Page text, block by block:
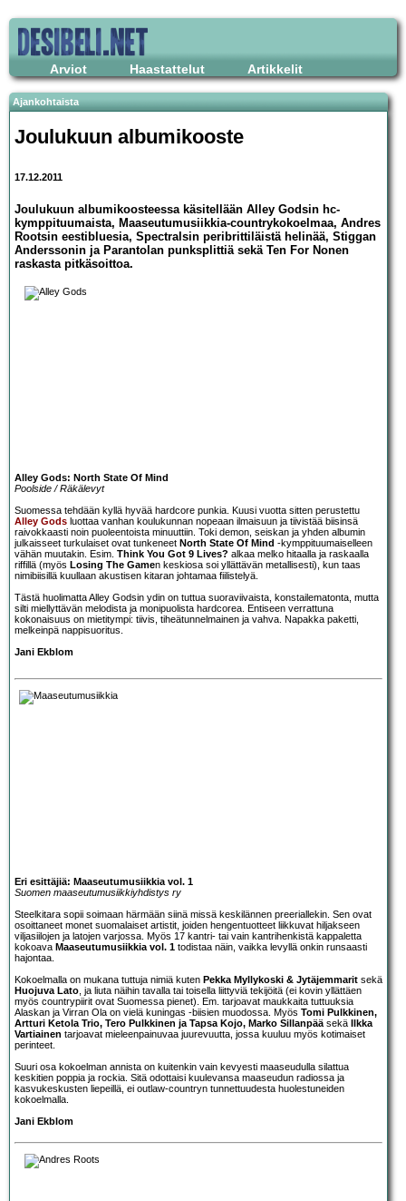
Arviot Haastattelut Artikkelit
Ajankohtaista
Joulukuun albumikooste
17.12.2011
Joulukuun albumikoosteessa käsitellään Alley Godsin hc-
kymppituumaista, Maaseutumusiikkia-countrykokoelmaa, Andres
Rootsin eestibluesia, Spectralsin peribrittiläistä helinää, Stiggan
Anderssonin ja Parantolan punksplittiä sekä Ten For Nonen
raskasta pitkäsoittoa.
Alley Gods: North State Of Mind
Poolside / Räkälevyt
Suomessa tehdään kyllä hyvää hardcore punkia. Kuusi vuotta sitten perustettu
Alley Gods luottaa vanhan koulukunnan nopeaan ilmaisuun ja tiivistää biisinsä
raivokkaasti noin puoleentoista minuuttiin. Toki demon, seiskan ja yhden albumin
julkaisseet turkulaiset ovat tunkeneet North State Of Mind -kymppituumaiselleen
vähän muutakin. Esim. Think You Got 9 Lives? alkaa melko hitaalla ja raskaalla
riffillä (myös Losing The Gamen keskiosa soi yllättävän metallisesti), kun taas
nimibiisillä kuullaan akustisen kitaran johtamaa fiilistelyä.
Tästä huolimatta Alley Godsin ydin on tuttua suoraviivaista, konstailematonta, mutta
silti miellyttävän melodista ja monipuolista hardcorea. Entiseen verrattuna
kokonaisuus on mietitympi: tiivis, tiheätunnelmainen ja vahva. Napakka paketti,
melkeinpä nappisuoritus.
Jani Ekblom
Eri esittäjiä: Maaseutumusiikkia vol. 1
Suomen maaseutumusiikkiyhdistys ry
Steelkitara sopii soimaan härmään siinä missä keskilännen preeriallekin. Sen ovat
osoittaneet monet suomalaiset artistit, joiden hengentuotteet liikkuvat hiljakseen
viljasiilojen ja latojen varjossa. Myös 17 kantri- tai vain kantrihenkistä kappaletta
kokoava Maaseutumusiikkia vol. 1 todistaa näin, vaikka levyllä onkin runsaasti
hajontaa.
Kokoelmalla on mukana tuttuja nimiä kuten Pekka Myllykoski & Jytäjemmarit sekä
Huojuva Lato , ja liuta näihin tavalla tai toisella liittyviä tekijöitä (ei kovin yllättäen
myös countrypiirit ovat Suomessa pienet). Em. tarjoavat maukkaita tuttuuksia
Alaskan ja Virran Ola on vielä kuningas -biisien muodossa. Myös Tomi Pulkkinen,
Artturi Ketola Trio, Tero Pulkkinen ja Tapsa Kojo, Marko Sillanpää sekä Ilkka
Vartiainen tarjoavat mieleenpainuvaa juurevuutta, jossa kuuluu myös kotimaiset
perinteet.
Suuri osa kokoelman annista on kuitenkin vain kevyesti maaseudulla silattua
keskitien poppia ja rockia. Sitä odottaisi kuulevansa maaseudun radiossa ja
kasvukeskusten liepeillä, ei outlaw-countryn tunnettuudesta huolestuneiden
kokoelmalla.
Jani Ekblom